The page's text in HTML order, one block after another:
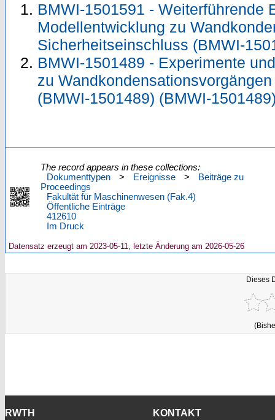
BMWI-1501591 - Weiterführende
Modellentwicklung zu
Sicherheitseinschluss (BMWI-
BMWI-1501489 - Experimente
zu
(BMWI-1501489) (BMWI-
The record appears in these collections:
Dokumenttypen
> Ereignisse >
Beiträge zu
Proceedings
Fakultät für Maschinenwesen (Fak.4)
Öffentliche Einträge
412610
Im Druck
Datensatz erzeugt am 2023-05-11, letzte Änderung am 2026-05-26
Dieses
RWTH KONTAKT